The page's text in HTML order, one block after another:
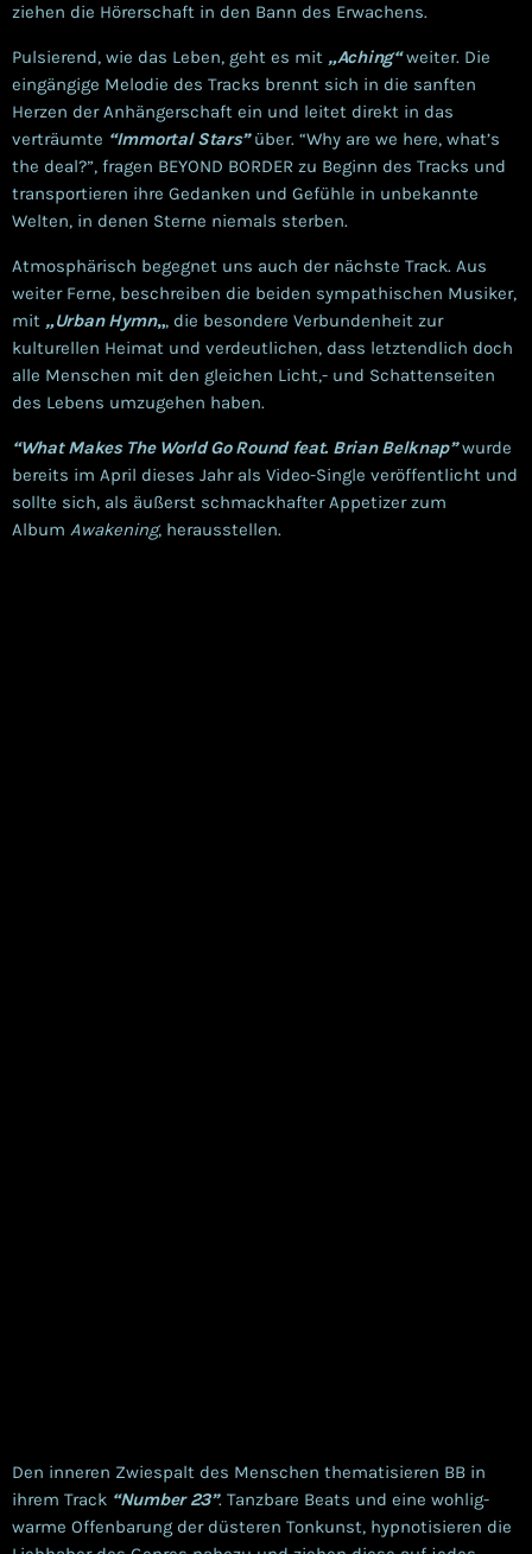
ziehen die Hörerschaft in den Bann des Erwachens.
Pulsierend, wie das Leben, geht es mit „Aching“ weiter. Die
eingängige Melodie des Tracks brennt sich in die sanften
Herzen der Anhängerschaft ein und leitet direkt in das
verträumte “Immortal Stars”über. “Why are we here, what’s
the deal?”, fragen BEYOND BORDER zu Beginn des Tracks und
transportieren ihre Gedanken und Gefühle in unbekannte
Welten, in denen Sterne niemals sterben.
Atmosphärisch begegnet uns auch der nächste Track. Aus
weiter Ferne, beschreiben die beiden sympathischen Musiker,
mit „Urban Hymn„, die besondere Verbundenheit zur
kulturellen Heimat und verdeutlichen, dass letztendlich doch
alle Menschen mit den gleichen Licht,- und Schattenseiten
des Lebens umzugehen haben.
“What Makes The World Go Round feat. Brian Belknap”wurde
bereits im April dieses Jahr als Video-Single veröffentlicht und
sollte sich, als äußerst schmackhafter Appetizer zum
Album Awakening, herausstellen.
Den inneren Zwiespalt des Menschen thematisieren BB in
ihrem Track “Number 23”. Tanzbare Beats und eine wohlig-
warme Offenbarung der düsteren Tonkunst, hypnotisieren die